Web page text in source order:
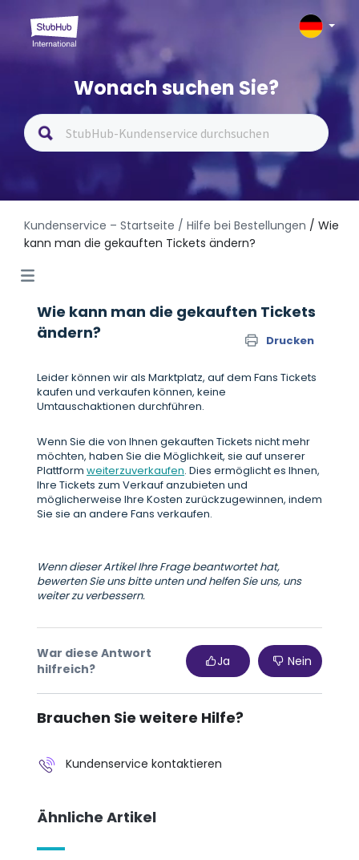
Wonach suchen Sie?
Kundenservice – Startseite / Hilfe bei Bestellungen / Wie
kann man die gekauften Tickets ändern?
Wie kann man die gekauften Tickets
ändern?
Drucken
Leider können wir als Marktplatz, auf dem Fans Tickets
kaufen und verkaufen können, keine
Umtauschaktionen durchführen.
Wenn Sie die von Ihnen gekauften Tickets nicht mehr
möchten, haben Sie die Möglichkeit, sie auf unserer
Plattform weiterzuverkaufen. Dies ermöglicht es Ihnen,
Ihre Tickets zum Verkauf anzubieten und
möglicherweise Ihre Kosten zurückzugewinnen, indem
Sie sie an andere Fans verkaufen.
Wenn dieser Artikel Ihre Frage beantwortet hat,
bewerten Sie uns bitte unten und helfen Sie uns, uns
weiter zu verbessern.
War diese Antwort
hilfreich?
Ja Nein
Brauchen Sie weitere Hilfe?
Kundenservice kontaktieren
Ähnliche Artikel